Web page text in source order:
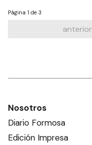
Página 1 de 3
anterior
Nosotros
Diario Formosa
Edición Impresa